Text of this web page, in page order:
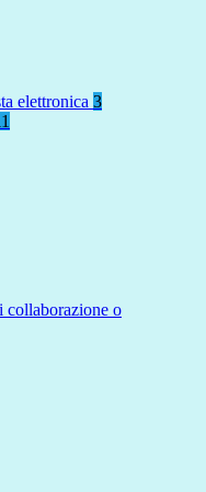
elettronica 3
o